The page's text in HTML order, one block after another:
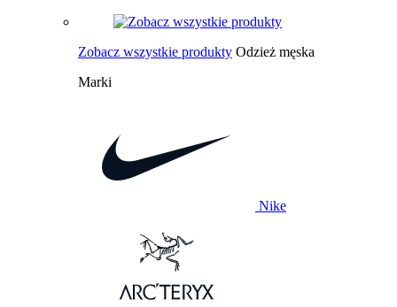
Zobacz wszystkie produkty Odzież męska
Marki
Nike